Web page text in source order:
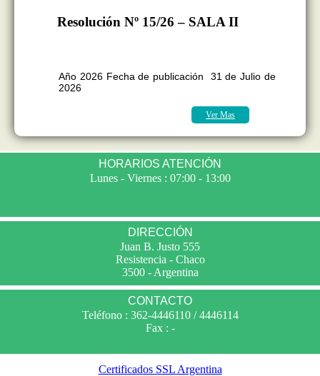
Resolución Nº 15/26 – SALA II
Año 2026 Fecha de publicación 31 de Julio de
2026
Ver Mas
HORARIOS ATENCIÓN
Lunes - Viernes : 07:00 - 13:00
DIRECCIÓN
Juan B. Justo 555
Resistencia - Chaco
3500 - Argentina
CONTACTO
Teléfono : 362-4446110 / 4446114
Fax : -
Certificados SSL Argentina